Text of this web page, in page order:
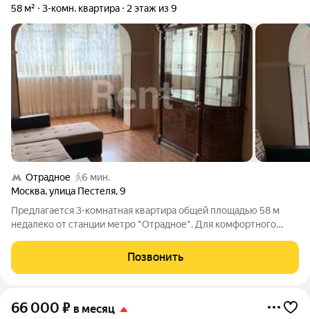
58 м² 3-комн. квартира 2 этаж из 9
Отрадное
6 мин.
Москва,улица Пестеля,9
Предлагается 3-комнатная квартира общей площадью 58 м
недалеко от станции метро "Отрадное". Для комфортного
Кухонный гарнитур оснащен посудомоечной машиной,
духовой печью. Подключена стиральная
Позвонить
66 000 ₽ в месяц